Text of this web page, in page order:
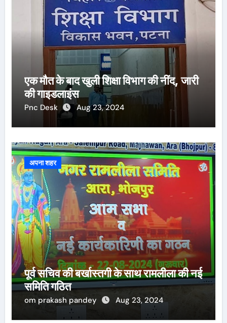
एक मौत के बाद खुली शिक्षा विभाग की नींद, जारी
की गाइडलाइंस
Pnc Desk Aug 23, 2024
अपना शहर
पूर्व सचिव की बर्खास्तगी के साथ रामलीला की नई
समिति गठित
om prakash pandey Aug 23, 2024